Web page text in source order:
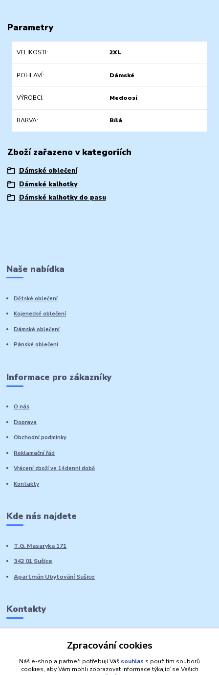
Parametry
VELIKOSTI 2XL
POHLAVÍ Dámské
VÝROBCI Medoosi
BARVA Bílá
Zboží zařazeno v kategoriích
Dámské oblečení
Dámské kalhotky
Dámské kalhotky do pasu
Naše nabídka
Dětské oblečení
Kojenecké oblečení
Dámské oblečení
Pánské oblečení
Informace pro zákazníky
O nás
Doprava
Obchodní podmínky
Reklamační řád
Vrácení zboží ve 14denní době
Kontakty
Kde nás najdete
T.G. Masaryka 171
342 01 Sušice
Apartmán Ubytování Sušice
Kontakty
Zpracování cookies
Náš e-shop a partneři potřebují Váš souhlas s použitím souborů
cookies, aby Vám mohli zobrazovat informace týkající se Vašich